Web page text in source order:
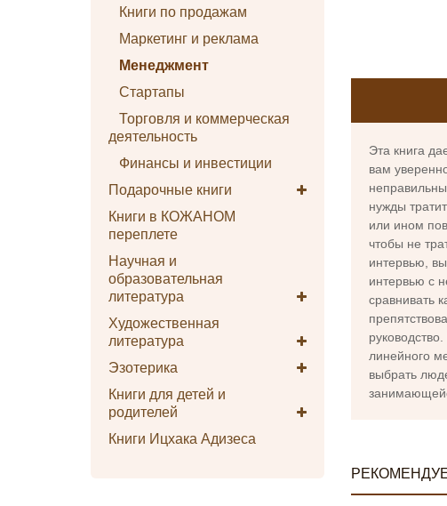
Книги по продажам
Маркетинг и реклама
Менеджмент
Стартапы
Торговля и коммерческая
деятельность
Финансы и инвестиции
Подарочные книги
Книги в КОЖАНОМ
переплете
Научная и
образовательная
литература
Художественная
литература
Эзотерика
Книги для детей и
родителей
Книги Ицхака Адизеса
Эта книга
вам
нужды
или ином
чтобы не
интервью,
интервью с
сравнивать
линейного
выбрать